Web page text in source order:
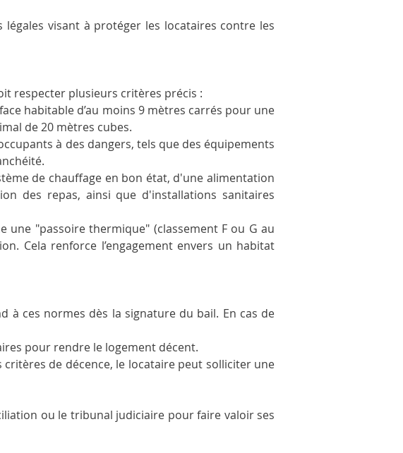
visant à protéger les locataires contre les
respecter plusieurs critères précis :
habitable d’au moins 9 mètres carrés pour une
de 20 mètres cubes.
à des dangers, tels que des équipements
de chauffage en bon état, d'une alimentation
des repas, ainsi que d'installations sanitaires
une "passoire thermique" (classement F ou G au
Cela renforce l’engagement envers un habitat
à ces normes dès la signature du bail. En cas de
pour rendre le logement décent.
de décence, le locataire peut solliciter une
ou le tribunal judiciaire pour faire valoir ses